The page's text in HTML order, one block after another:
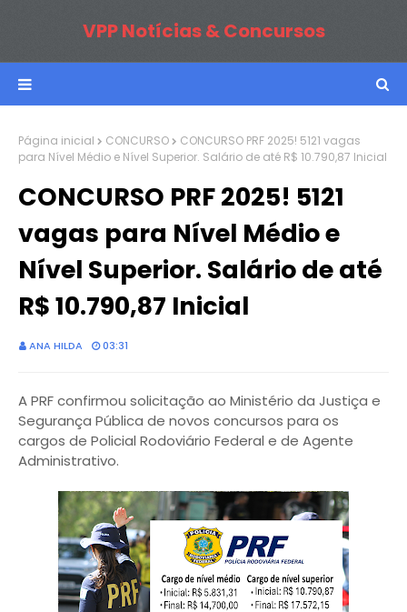
VPP Notícias & Concursos
Página inicial CONCURSO
CONCURSO PRF 2025! 5121 vagas
para Nível Médio e Nível Superior. Salário de até R$ 10.790,87 Inicial
CONCURSO PRF 2025! 5121
vagas para Nível Médio e
Nível Superior. Salário de até
R$ 10.790,87 Inicial
ANA HILDA 03:31
A PRF confirmou solicitação ao Ministério da Justiça e
Segurança Pública de novos concursos para os
cargos de Policial Rodoviário Federal e de Agente
Administrativo.